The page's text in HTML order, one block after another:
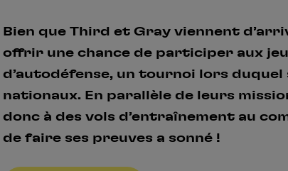
Bien que Third et Gray viennent
offrir une chance de participer aux
d’autodéfense, un tournoi lors
nationaux. En parallèle de leurs
donc à des vols d’entraînement au
de faire ses preuves a sonné !